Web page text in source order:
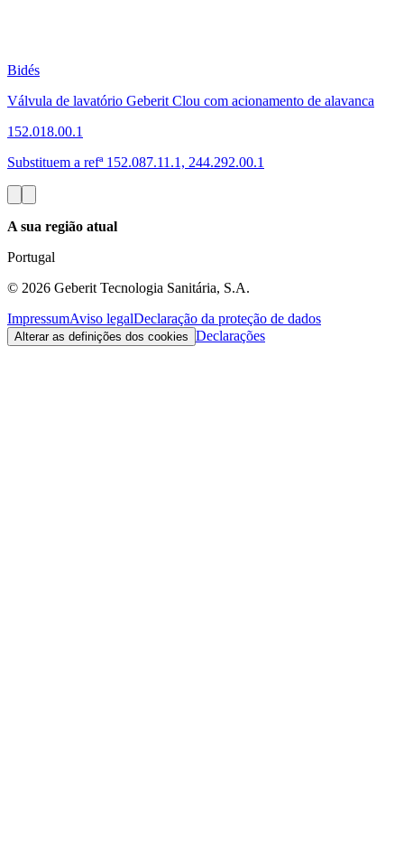
Bidés
Válvula de lavatório Geberit Clou com acionamento de alavanca
152.018.00.1
Substituem a refª 152.087.11.1, 244.292.00.1
A sua região atual
Portugal
© 2026 Geberit Tecnologia Sanitária, S.A.
ImpressumAviso legalDeclaração da proteção de dados
Alterar as definições dos cookies Declarações